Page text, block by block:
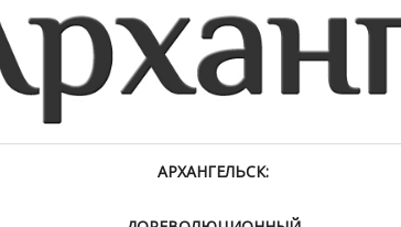
АРХАНГЕЛЬСК: